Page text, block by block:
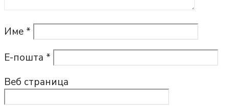
Име *
Е-пошта *
Веб страница